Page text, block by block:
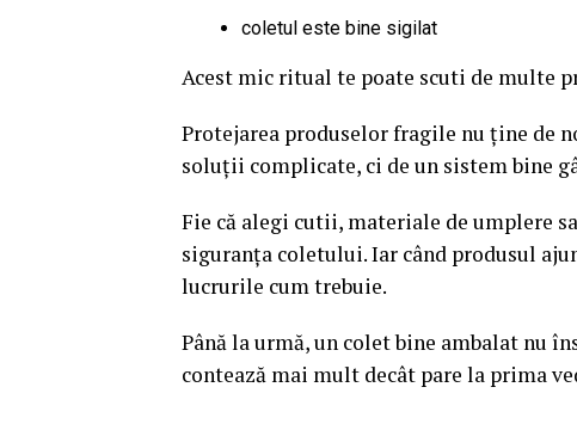
coletul este bine sigilat
Acest mic ritual te poate scuti de multe
Protejarea produselor fragile nu ține de
soluții complicate, ci de un sistem bine
Fie că alegi cutii, materiale de umplere
siguranța coletului. Iar când produsul
lucrurile cum trebuie.
Până la urmă, un colet bine ambalat nu
contează mai mult decât pare la prima